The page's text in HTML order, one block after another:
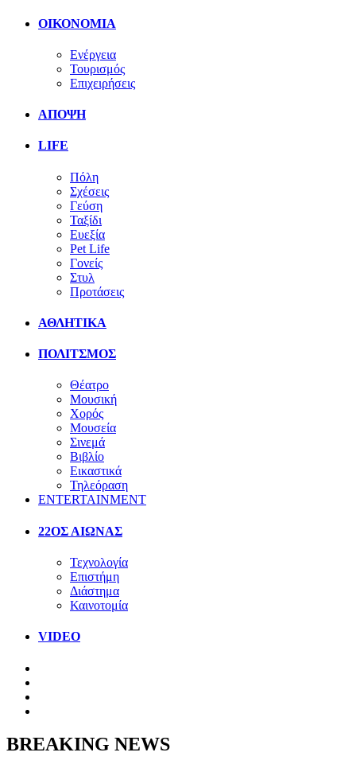
ΟΙΚΟΝΟΜΙΑ
Ενέργεια
Τουρισμός
Επιχειρήσεις
ΑΠΟΨΗ
LIFE
Πόλη
Σχέσεις
Γεύση
Ταξίδι
Ευεξία
Pet Life
Γονείς
Στυλ
Προτάσεις
ΑΘΛΗΤΙΚΑ
ΠΟΛΙΤΣΜΟΣ
Θέατρο
Μουσική
Χορός
Μουσεία
Σινεμά
Βιβλίο
Εικαστικά
Τηλεόραση
ENTERTAINMENT
22ΟΣ ΑΙΩΝΑΣ
Τεχνολογία
Επιστήμη
Διάστημα
Καινοτομία
VIDEO
BREAKING NEWS